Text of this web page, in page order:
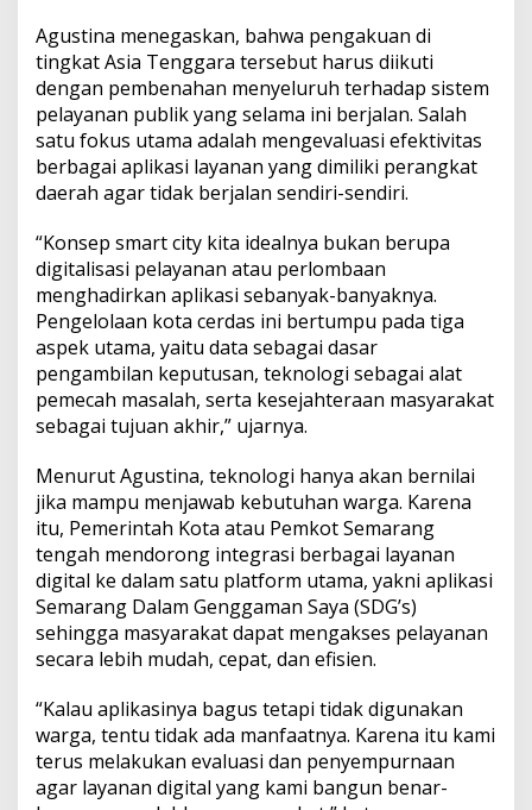
Agustina menegaskan, bahwa pengakuan di
tingkat Asia Tenggara tersebut harus diikuti
dengan pembenahan menyeluruh terhadap sistem
pelayanan publik yang selama ini berjalan. Salah
satu fokus utama adalah mengevaluasi efektivitas
berbagai aplikasi layanan yang dimiliki perangkat
daerah agar tidak berjalan sendiri-sendiri.
“Konsep smart city kita idealnya bukan berupa
digitalisasi pelayanan atau perlombaan
menghadirkan aplikasi sebanyak-banyaknya.
Pengelolaan kota cerdas ini bertumpu pada tiga
aspek utama, yaitu data sebagai dasar
pengambilan keputusan, teknologi sebagai alat
pemecah masalah, serta kesejahteraan masyarakat
sebagai tujuan akhir,” ujarnya.
Menurut Agustina, teknologi hanya akan bernilai
jika mampu menjawab kebutuhan warga. Karena
itu, Pemerintah Kota atau Pemkot Semarang
tengah mendorong integrasi berbagai layanan
digital ke dalam satu platform utama, yakni aplikasi
Semarang Dalam Genggaman Saya (SDG’s)
sehingga masyarakat dapat mengakses pelayanan
secara lebih mudah, cepat, dan efisien.
“Kalau aplikasinya bagus tetapi tidak digunakan
warga, tentu tidak ada manfaatnya. Karena itu kami
terus melakukan evaluasi dan penyempurnaan
agar layanan digital yang kami bangun benar-